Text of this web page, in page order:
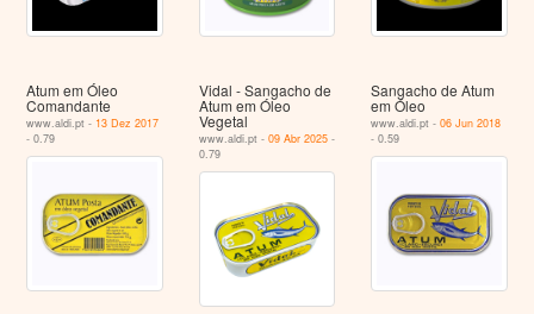
Atum em Óleo
Comandante
www.aldi.pt - 13 Dez 2017
- 0.79
Vidal - Sangacho de
Atum em Óleo
Vegetal
www.aldi.pt - 09 Abr 2025-
0.79
Sangacho de Atum
em Óleo
www.aldi.pt -06 Jun 2018
- 0.59